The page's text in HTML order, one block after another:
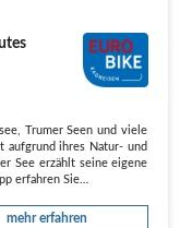
Trumer Seen und viele
aufgrund ihres Natur- und
See erzählt seine eigene
erfahren Sie…
mehr erfahren